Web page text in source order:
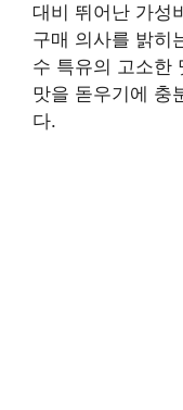
대비 뛰어난 가성
구매 의사를 밝히
수 특유의 고소한
맛을 돋우기에 충
다.